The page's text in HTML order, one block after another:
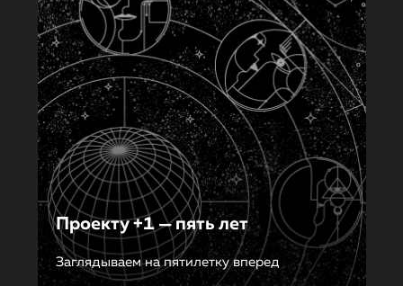
Проекту +1 — пять лет
Заглядываем на пятилетку вперед